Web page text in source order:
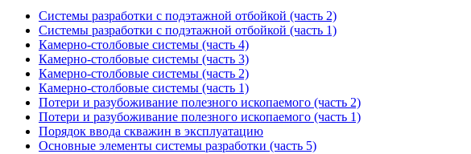
Системы разработки с подэтажной отбойкой (часть 2)
Системы разработки с подэтажной отбойкой (часть 1)
Камерно-столбовые системы (часть 4)
Камерно-столбовые системы (часть 3)
Камерно-столбовые системы (часть 2)
Камерно-столбовые системы (часть 1)
Потери и разубоживание полезного ископаемого (часть 2)
Потери и разубоживание полезного ископаемого (часть 1)
Порядок ввода скважин в эксплуатацию
Основные элементы системы разработки (часть 5)